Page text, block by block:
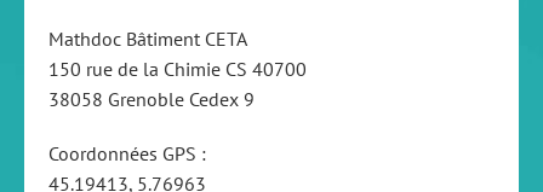
Mathdoc Bâtiment CETA
150 rue de la Chimie CS 40700
38058 Grenoble Cedex 9
Coordonnées GPS :
45.19413, 5.76963